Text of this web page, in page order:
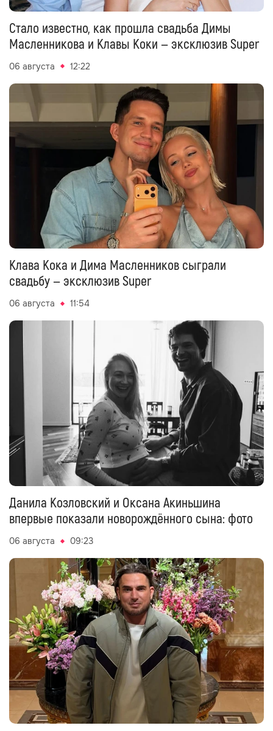
Стало известно, как прошла свадьба Димы
Масленникова и Клавы Коки — эксклюзив Super
06 августа 12:22
Клава Кока и Дима Масленников сыграли
свадьбу — эксклюзив Super
06 августа 11:54
Данила Козловский и Оксана Акиньшина
впервые показали новорождённого сына: фото
06 августа 09:23